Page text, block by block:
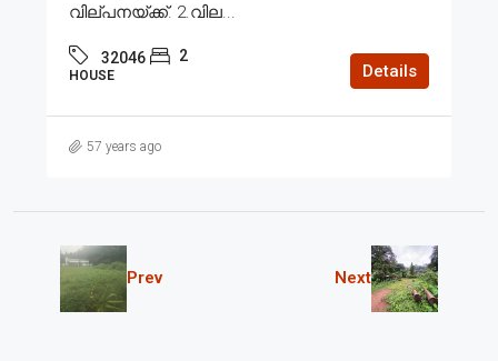
വില്പനയ്ക്ക്. 2.വില...
32046 2
HOUSE Details
57 years ago
Prev Next